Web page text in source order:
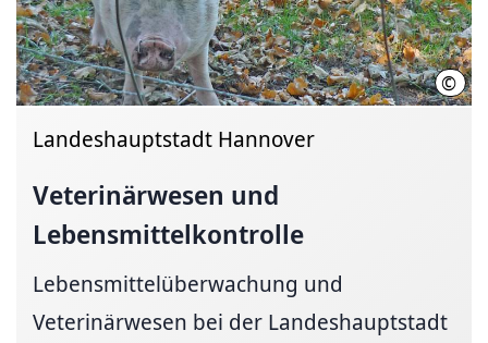
©
Landeshauptstadt Hannover
Veterinärwesen und
Lebensmittelkontrolle
Lebensmittelüberwachung und
Veterinärwesen bei der Landeshauptstadt